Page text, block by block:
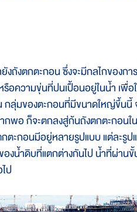
งตกตะกอน ซึ่งจะมีกลไกของกา
ความขุ่นที่ปนเปื้อนอยู่ในน้ำ เพื่
ลุ่มของตะกอนที่มีขนาดใหญ่ขึ้นนี้
พอ ก็จะตกลงสู่ก้นถังตกตะกอนใ
ตะกอนมีอยู่หลายรูปแบบ แต่ละรูป
งน้ำดิบที่แตกต่างกันไป น้ำที่ผ่าน
ป